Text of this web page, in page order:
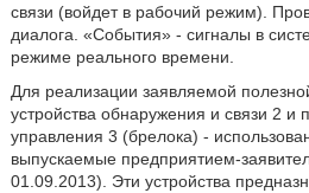
связи (войдет в рабочий режим).
диалога. «События» - сигналы в
режиме реального времени.
Для реализации заявляемой
устройства обнаружения и связи 2 и
управления 3 (брелока) -
выпускаемые предприятием-
01.09.2013). Эти устройства